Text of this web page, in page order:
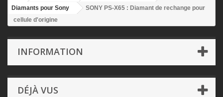
Diamants pour Sony
SONY PS-X65 : Diamant de rechange pour
cellule d'origine
INFORMATION
DÉJÀ VUS